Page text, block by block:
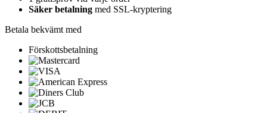
Säker betalning med SSL-kryptering
Betala bekvämt med
Förskottsbetalning